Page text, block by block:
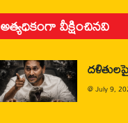
అత్యధికంగా వీక్షించినవి
@July 9,